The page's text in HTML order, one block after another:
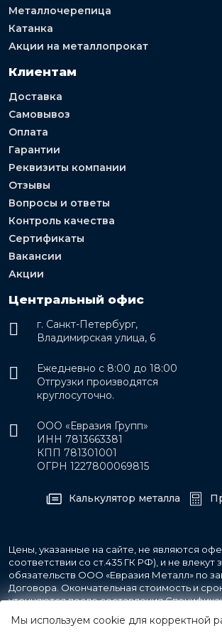
Металлочерепица
Катанка
Акции на металлопрокат
Клиентам
Доставка
Самовывоз
Оплата
Гарантии
Реквизиты компании
Отзывы
Вопросы и ответы
Контроль качества
Сертификаты
Вакансии
Акции
Центральный офис
г. Санкт-Петербург,
Владимирская улица, 6
Ежедневно с 8:00 до 18:00
Отгрузки производятся
круглосуточно.
ООО «Евразия Групп»
ИНН 7813663381
КПП 781301001
ОГРН 1227800069815
Калькулятор металла
Цены, указанные на сайте, не являются
соответствии со ст.435 ГК РФ), и не влекут
обязательств ООО «Евразия Металл» по
Договора. Окончательная стоимость и
уточняются после составления
фиксируются в Счете на оплату, а также
поставку товара.
Мы используем cookie для корректной